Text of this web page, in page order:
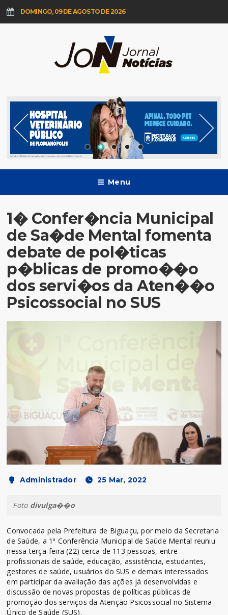
DOMINGO, 09 DE AGOSTO DE 2026
Menu
1� Confer�ncia Municipal
de Sa�de Mental fomenta
debate de pol�ticas
p�blicas de promo��o
dos servi�os da Aten��o
Psicossocial no SUS
Administrador 25 Mar, 2022
Foto divulga��o
Convocada pela Prefeitura de Biguaçu, por meio da Secretaria
de Saúde, a 1ª Conferência Municipal de Saúde Mental reuniu
nessa terça-feira (22) cerca de 113 pessoas, entre
profissionais de saúde, educação, assistência, estudantes,
gestores de saúde, usuários do SUS e demais interessados
em participar da avaliação das ações já desenvolvidas e
discussão de novas propostas de políticas públicas de
promoção dos serviços da Atenção Psicossocial no Sistema
Único de Saúde (SUS).